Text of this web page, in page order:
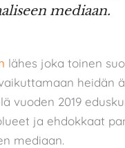
mediaan.
lähes joka toinen
heidän
vuoden 2019
ja ehdokkaat
mediaan.